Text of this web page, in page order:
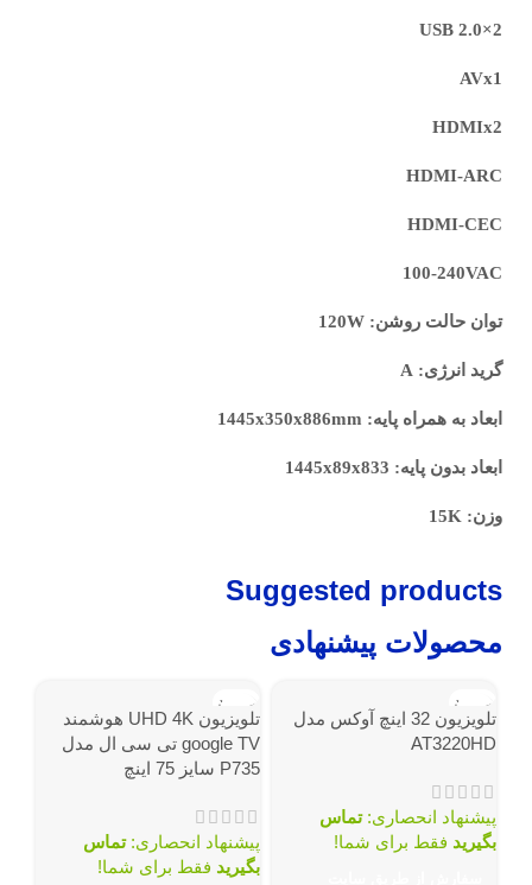
USB 2.0×2
AVx1
HDMIx2
HDMI-ARC
HDMI-CEC
100-240VAC
توان حالت روشن: 120W
گرید انرژی: A
ابعاد به همراه پایه: 1445x350x886mm
ابعاد بدون پایه: 1445x89x833
وزن: 15K
Suggested products
محصولات پیشنهادی
ناموجود
تلویزیون 32 اینچ آوکس مدل
AT3220HD
پیشنهاد انحصاری:تماس
بگیرید فقط برای شما!
ناموجود
تلویزیون UHD 4K هوشمند
google TV تی سی ال مدل
P735 سایز 75 اینچ
پیشنهاد انحصاری:تماس
بگیرید فقط برای شما!